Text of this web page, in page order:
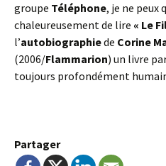
groupe Téléphone, je ne peux
chaleureusement de lire « Le
l’autobiographiede Corine
(2006/Flammarion) un livre
toujours profondément
Partager